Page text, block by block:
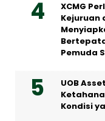
XCMG
Kejuruan
Pemuda
UOB
Kondisi